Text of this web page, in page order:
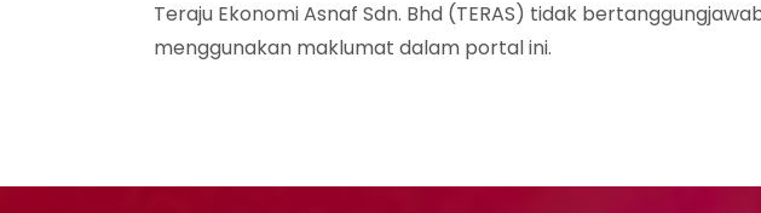
Teraju Ekonomi Asnaf Sdn. Bhd (TERAS) tidak
menggunakan maklumat dalam portal ini.